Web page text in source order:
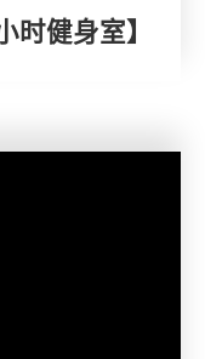
时健身室】